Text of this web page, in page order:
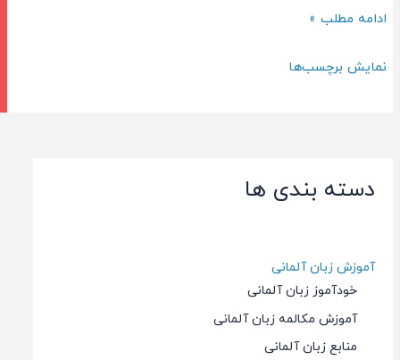
دسته بندی ها
آموزش زبان آلمانی
خودآموز زبان آلمانی
آموزش مکالمه زبان آلمانی
منابع زبان آلمانی
راهنمای
آیلتس
ادامه مطلب »
نمایش برچسب‌ها